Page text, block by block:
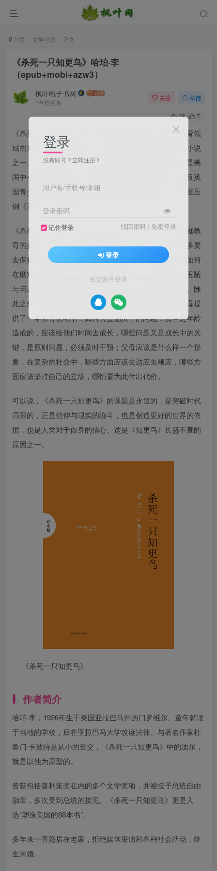
首页 文学小说 正文
《杀死一只知更鸟》哈珀·李
（epub+mobi+azw3）
枫叶电子书网
1年前更新
关注 私信
28 7
《杀死一只知更鸟》是公认的美国文学经典，而它在教育领
域的意义却使其突破了国界，成为世界上最有名的成长小说
之一。《杀死一只知更鸟》在西方世界的影响力巨大，是美
国中小学的必读书目，图书馆借阅次数最高的图书，以及英
国青少年最喜爱的图书，在最近一次民意投票中，它甚至压
倒《圣经》，成为“最具启示意义的书”。
《杀死一只知更鸟》的可贵之处在于，它塑造了人类家庭教
育的典范，并提供了极具可操作性的实例与示范。和很多要
去保持儿童纯净心灵的虚构故事不同，它着力教导孩子如何
在磨难中历练风度，在不公平中积累正气，如何在充满丑陋
与问题的世界中塑造自己的道德底线，保持精神的体面。除
此之外，书中的阿迪克斯这位平民英雄父亲为迷茫的父母提
供了一本教育说明书：如何去鉴别孩子的问题，那些是年龄
造成的，应该给他们时间去成长，哪些问题又是成长中的关
键，是原则问题，必须及时干预；父母应该是什么样一个形
象，在复杂的社会中，哪些方面应该去适应去顺应，哪些方
面应该坚持自己的立场，哪怕要为此付出代价。
可以说，《杀死一只知更鸟》的课题是永恒的，是突破时代
局限的，正是信仰与现实的缠斗，也是创造更好的世界的依
据，也是人类对于自身的信心。这是《知更鸟》长盛不衰的
原因之一。
《杀死一只知更鸟》
作者简介
哈珀·李，1926年生于美国亚拉巴马州的门罗维尔。童年就读
于当地的学校，后在亚拉巴马大学攻读法律。与著名作家杜
鲁门·卡波特是从小的至交，《杀死一只知更鸟》中的迪尔，
就是以他为原型的。
曾获包括普利策奖在内的多个文学奖项，并被授予总统自由
勋章，多次受到总统的接见。《杀死一只知更鸟》更是入
选“塑造美国的88本书”。
多年来一直隐居在老家，拒绝媒体采访和各种社会活动，终
生未婚。
登录
没有账号？立即注册
用户名/手机号/邮箱
登录密码
记住登录 找回密码 | 免密登录
登录
社交账号登录